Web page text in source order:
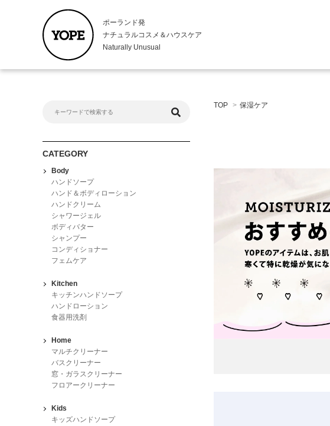
ポーランド発
ナチュラルコスメ＆ハウスケア
Naturally Unusual
ハンドソープ
コンディショナー
キッチンハンドソープ
TOP > 保湿ケア
CATEGORY
Body
ハンドソープ
ハンド＆ボディローション
ハンドクリーム
シャワージェル
ボディバター
シャンプー
コンディショナー
フェムケア
Kitchen
キッチンハンドソープ
ハンドローション
食器用洗剤
Home
マルチクリーナー
バスクリーナー
窓・ガラスクリーナー
フロアークリーナー
Kids
キッズハンドソープ